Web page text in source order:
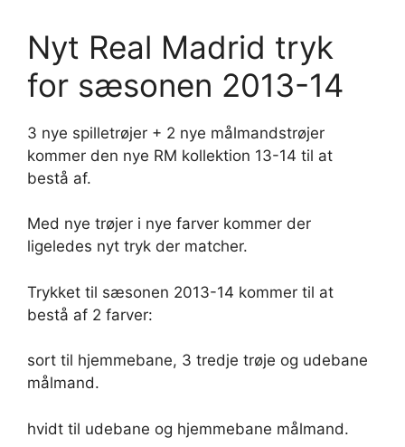
Nyt Real Madrid tryk
for sæsonen 2013-14
3 nye spilletrøjer + 2 nye målmandstrøjer
kommer den nye RM kollektion 13-14 til at
bestå af.
Med nye trøjer i nye farver kommer der
ligeledes nyt tryk der matcher.
Trykket til sæsonen 2013-14 kommer til at
bestå af 2 farver:
sort til hjemmebane, 3 tredje trøje og udebane
målmand.
hvidt til udebane og hjemmebane målmand.